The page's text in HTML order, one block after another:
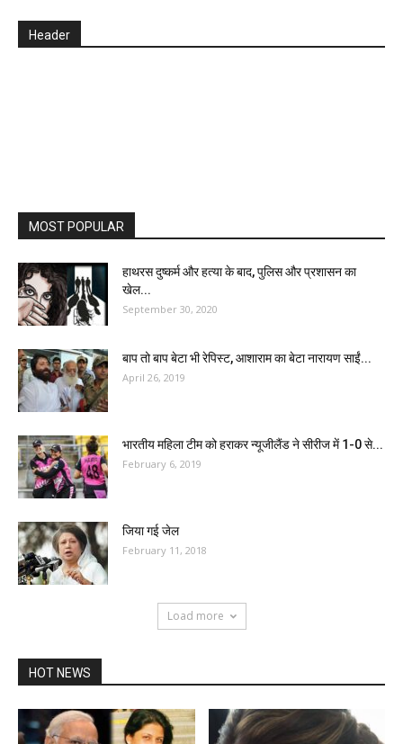
Header
MOST POPULAR
हाथरस दुष्कर्म और हत्या के बाद, पुलिस और प्रशासन का
खेल...
September 30, 2020
बाप तो बाप बेटा भी रेपिस्ट, आशाराम का बेटा नारायण साईं...
April 26, 2019
भारतीय महिला टीम को हराकर न्यूजीलैंड ने सीरीज में 1-0 से...
February 6, 2019
जिया गई जेल
February 11, 2018
Load more
HOT NEWS